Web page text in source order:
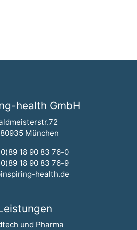
health GmbH
München
18 90 83 76-0
18 90 83 76-9
health.de
Navigation überspringen
und Pharma